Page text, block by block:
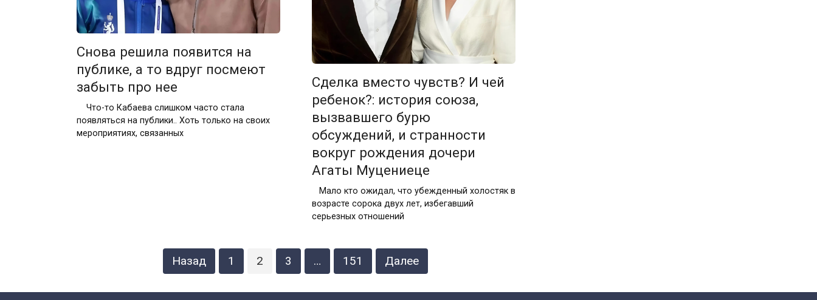
Снова решила появится на
публике, а то вдруг посмеют
забыть про нее
Что-то Кабаева слишком часто стала
появляться на публики.. Хоть только на своих
мероприятиях, связанных
Сделка вместо чувств? И чей
ребенок?: история союза,
вызвавшего бурю
обсуждений, и странности
вокруг рождения дочери
Агаты Муцениеце
Мало кто ожидал, что убежденный холостяк в
возрасте сорока двух лет, избегавший
серьезных отношений
Назад 1 2 3 … 151 Далее